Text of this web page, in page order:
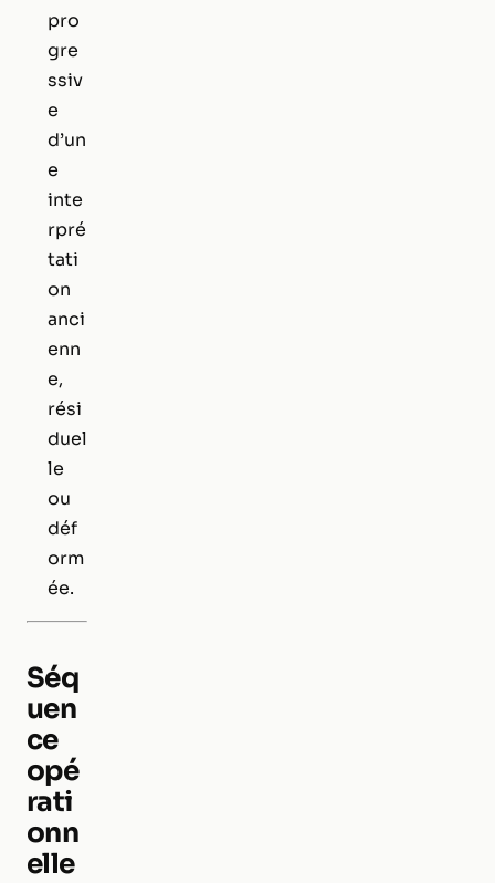
pro
gre
ssiv
e
d’un
e
inte
rpré
tati
on
anci
enn
e,
rési
duel
le
ou
déf
orm
ée.
Séq
uen
ce
opé
rati
onn
elle